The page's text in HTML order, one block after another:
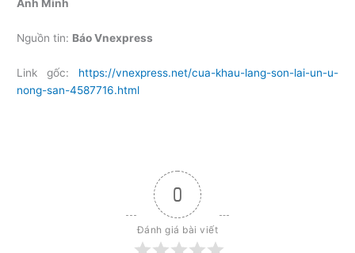
Anh Minh
Nguồn tin: Báo Vnexpress
Link gốc: https://vnexpress.net/cua-khau-lang-son-lai-un-u-
nong-san-4587716.html
0
Đánh giá bài viết